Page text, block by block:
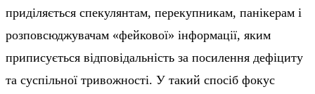
приділяється спекулянтам, перекупникам, панікерам і
розповсюджувачам «фейкової» інформації, яким
приписується відповідальність за посилення дефіциту
та суспільної тривожності. У такий спосіб фокус